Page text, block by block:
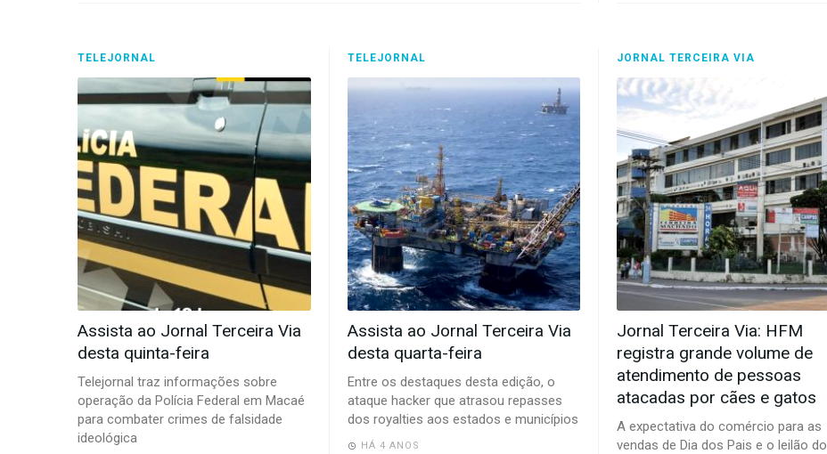
TELEJORNAL
Assista ao Jornal Terceira Via
desta quinta-feira
Telejornal traz informações sobre
operação da Polícia Federal em Macaé
para combater crimes de falsidade
ideológica
TELEJORNAL
Assista ao Jornal Terceira Via
desta quarta-feira
Entre os destaques desta edição, o
ataque hacker que atrasou repasses
dos royalties aos estados e municípios
HÁ 4 ANOS
JORNAL TERCEIRA VIA
Jornal Terceira Via: HFM
registra grande volume de
atendimento de pessoas
atacadas por cães e gatos
A expectativa do comércio para as
vendas de Dia dos Pais e o leilão do